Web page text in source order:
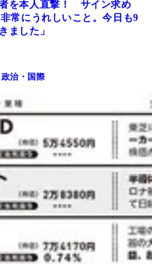
を本人直撃！ サイン求め
常にうれしいこと。今日も9
ました」
政治・国際